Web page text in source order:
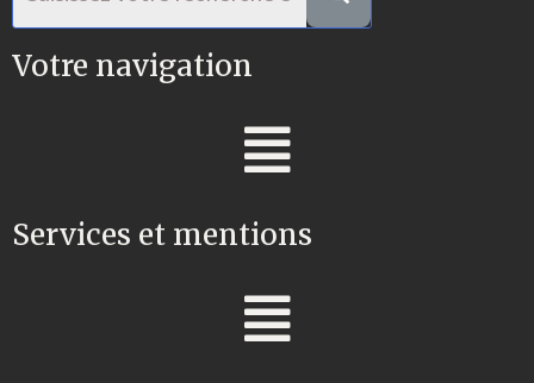
Votre navigation
Services et mentions